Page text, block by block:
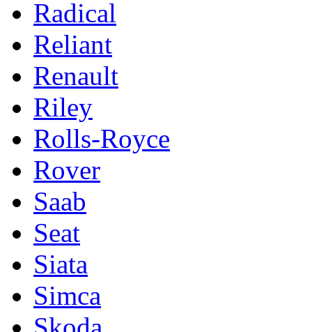
Radical
Reliant
Renault
Riley
Rolls-Royce
Rover
Saab
Seat
Siata
Simca